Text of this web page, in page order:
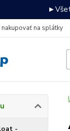
nakupovať na splátky
-